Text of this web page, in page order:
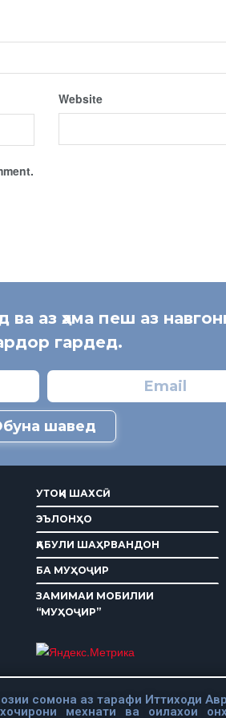
Website
аз ҳама пеш аз
гардед.
шавед
УТОҚИ ШАХСӢ
ЭЪЛОНҲО
ҚАБУЛИ ШАҲРВАНДОН
БА МУҲОҶИР
ЗАМИМАИ МОБИЛИИ
“МУҲОҶИР”
сомона аз тарафи Иттиходи
мехнати ва оилахои